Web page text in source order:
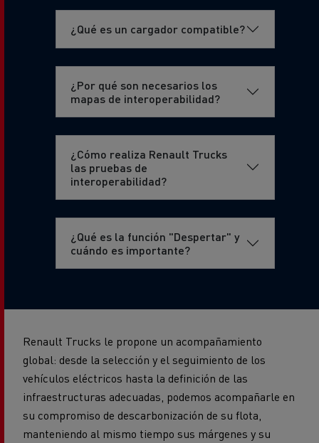
¿Qué es un cargador compatible?
¿Por qué son necesarios los
mapas de interoperabilidad?
¿Cómo realiza Renault Trucks
las pruebas de
interoperabilidad?
¿Qué es la función "Despertar" y
cuándo es importante?
Renault Trucks le propone un acompañamiento
global: desde la selección y el seguimiento de los
vehículos eléctricos hasta la definición de las
infraestructuras adecuadas, podemos acompañarle en
su compromiso de descarbonización de su flota,
manteniendo al mismo tiempo sus márgenes y su